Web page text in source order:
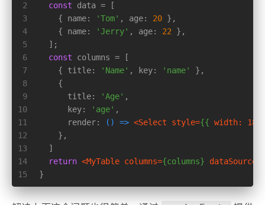
2
3
4
5
6
7
8
9
10
11
12
13
14
15
const data = [
    {
name: 'Tom' , age: 20 },
    {
name: 'Jerry' , age: 22 },
  ];
const columns = [
    {
title: 'Name' , key: 'name'
},
    {
title: 'Age' ,
key: 'age' ,
render: () => <Select style={{ width: 180
    },
  ]
return <MyTable columns={columns} dataSource
}